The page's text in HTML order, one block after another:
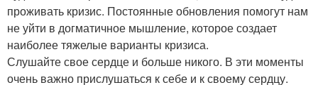
проживать кризис. Постоянные обновления помогут нам
не уйти в догматичное мышление, которое создает
наиболее тяжелые варианты кризиса.
Слушайте свое сердце и больше никого. В эти моменты
очень важно прислушаться к себе и к своему сердцу.